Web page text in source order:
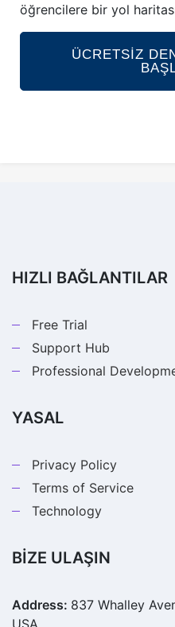
öğrencilere bir yol
ÜCRETSİZ
HIZLI BAĞLANTILAR
Free Trial
Support Hub
Professional
YASAL
Privacy Policy
Terms of Service
Technology
BİZE ULAŞIN
Address: 837 Whalley